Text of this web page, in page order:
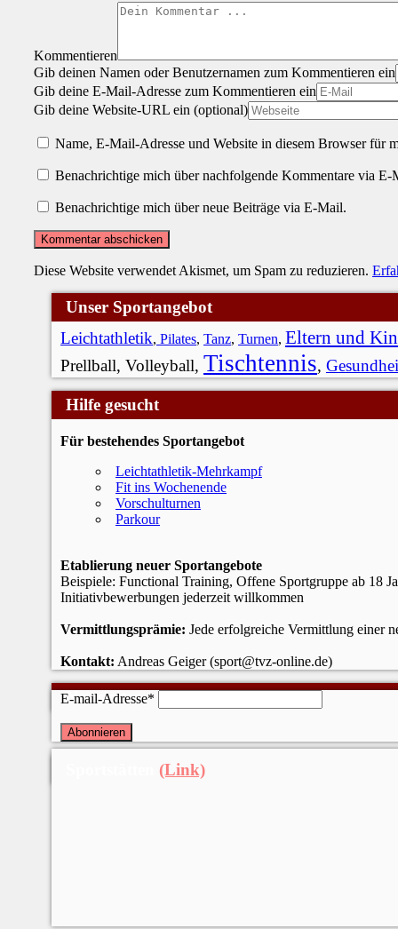
Kommentieren
Gib deinen Namen oder Benutzernamen zum Kommentieren ein
Gib deine E-Mail-Adresse zum Kommentieren ein
Gib deine Website-URL ein (optional)
Name, E-Mail-Adresse und Website in diesem Browser für
Benachrichtige mich über nachfolgende Kommentare via E-
Benachrichtige mich über neue Beiträge via E-Mail.
Diese Website verwendet Akismet, um Spam zu reduzieren.
Unser Sportangebot
Leichtathletik, Pilates, Tanz, Turnen, Eltern und
Prellball, Volleyball, Tischtennis,
Hilfe gesucht
Für bestehendes Sportangebot
Leichtathletik-Mehrkampf
Fit ins Wochenende
Vorschulturnen
Parkour
Etablierung neuer Sportangebote
Beispiele: Functional Training, Offene Sportgruppe ab 18
Initiativbewerbungen jederzeit willkommen
Vermittlungsprämie: Jede erfolgreiche Vermittlung einer
Kontakt: Andreas Geiger (sport@tvz-online.de)
Newsletter
E-mail-Adresse*
(Link)